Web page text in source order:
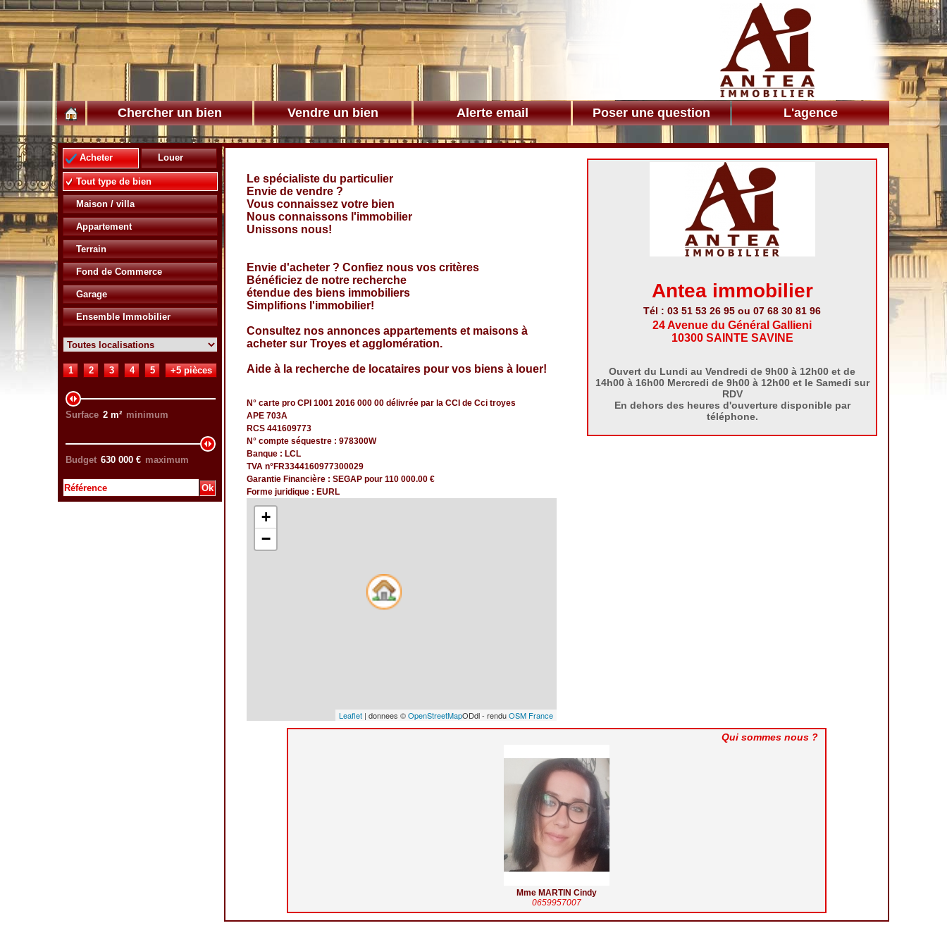
Chercher un bien Vendre un bien Alerte email Poser une question L'agence
Acheter Louer
Tout type de bien
Maison / villa
Appartement
Terrain
Fond de Commerce
Garage
Ensemble Immobilier
1 2 3 4 5 +5 pièces
Surface 2 m² minimum
Budget 630 000 € maximum
Le spécialiste du particulier
Envie de vendre ?
Vous connaissez votre bien
Nous connaissons l'immobilier
Unissons nous!
Envie d'acheter ? Confiez nous vos critères
Bénéficiez de notre recherche
étendue des biens immobiliers
Simplifions l'immobilier!
Consultez nos annonces appartements et maisons à
acheter sur Troyes et agglomération.
Aide à la recherche de locataires pour vos biens à louer!
N° carte pro CPI 1001 2016 000 00 délivrée par la CCI de Cci troyes
APE 703A
RCS 441609773
N° compte séquestre : 978300W
Banque : LCL
TVA n°FR3344160977300029
Garantie Financière : SEGAP pour 110 000.00 €
Forme juridique : EURL
+
−
Leaflet | donnees ©OpenStreetMapODdl - renduOSM France
Antea immobilier
Tél : 03 51 53 26 95 ou 07 68 30 81 96
24 Avenue du Général Gallieni
10300 SAINTE SAVINE
Ouvert du Lundi au Vendredi de 9h00 à 12h00 et de
14h00 à 16h00 Mercredi de 9h00 à 12h00 et le Samedi sur
RDV
En dehors des heures d'ouverture disponible par
téléphone.
Qui sommes nous ?
Mme MARTIN Cindy
0659957007